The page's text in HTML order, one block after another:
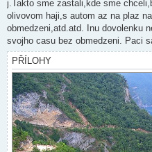
j.Takto sme zastali,kde sme
olivovom haji,s autom az na plaz
obmedzeni,atd.atd. Inu dovolenku
svojho casu bez obmedzeni. Paci
PŘÍLOHY